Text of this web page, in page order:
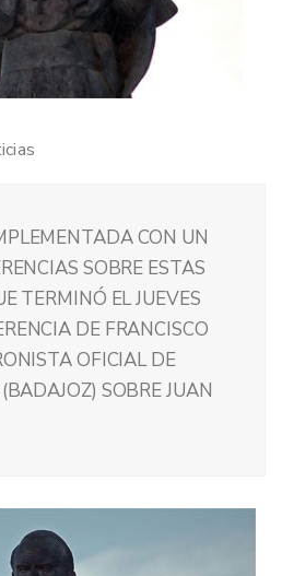
CON UN
SOBRE ESTAS
TERMINÓ EL JUEVES
DE FRANCISCO
OFICIAL DE
SOBRE JUAN